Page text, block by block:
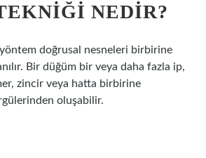
NEDIR?
doğrusal nesneleri birbirine
Bir düğüm bir veya daha fazla ip,
zincir veya hatta birbirine
oluşabilir.